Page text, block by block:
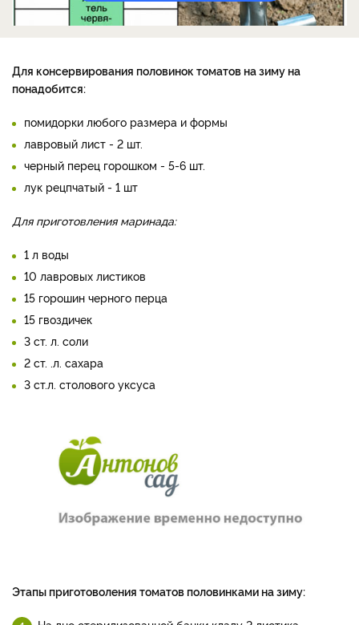
Для консервирования половинок томатов на зиму на
понадобится:
помидорки любого размера и формы
лавровый лист - 2 шт.
черный перец горошком - 5-6 шт.
лук рецпчатый - 1 шт
Для приготовления маринада:
1 л воды
10 лавровых листиков
15 горошин черного перца
15 гвоздичек
3 ст. л. соли
2 ст. .л. сахара
3 ст.л. столового уксуса
Этапы приготоволения томатов половинками на зиму: